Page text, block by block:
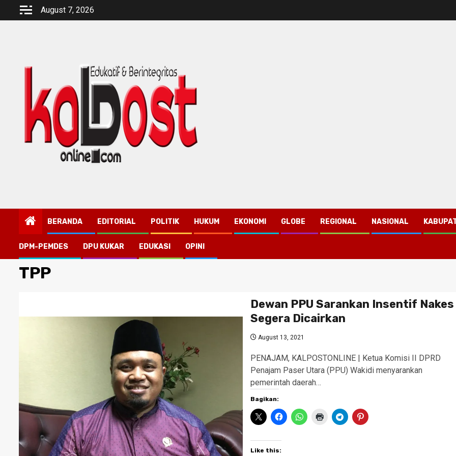
August 7, 2026
BERANDA EDITORIAL POLITIK HUKUM EKONOMI GLOBE REGIONAL NASIONAL
DPM-PEMDES DPU KUKAR EDUKASI OPINI
TPP
Dewan PPU Sarankan Insentif Nakes
Segera Dicairkan
August 13, 2021
PENAJAM, KALPOSTONLINE | Ketua Komisi II DPRD
Penajam Paser Utara (PPU) Wakidi menyarankan
pemerintah daerah…
Bagikan:
Like this: